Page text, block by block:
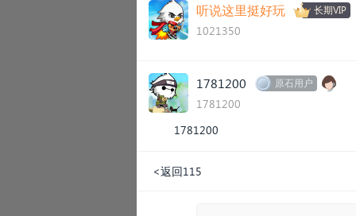
听说这里挺好玩 长期VIP
1021350
1781200 原石用户
1781200
1781200
<返回115